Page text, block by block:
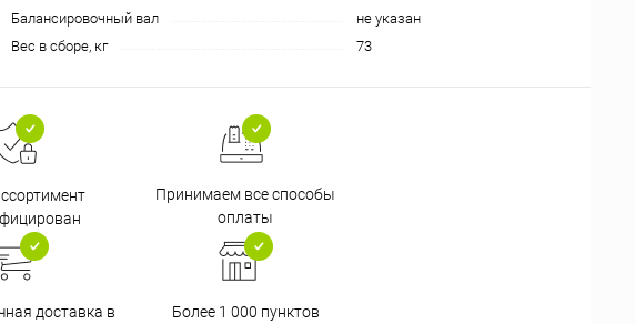
Балансировочный вал
не указан
Вес в сборе, кг
73
Принимаем все способы
оплаты
доставка в
Более 1 000 пунктов